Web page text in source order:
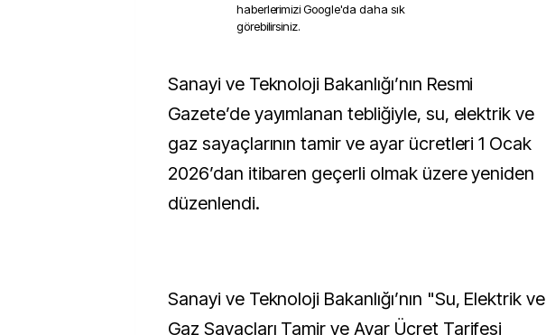
haberlerimizi Google'da daha sık
görebilirsiniz.
Sanayi ve Teknoloji Bakanlığı’nın Resmi
Gazete’de yayımlanan tebliğiyle, su, elektrik ve
gaz sayaçlarının tamir ve ayar ücretleri 1 Ocak
2026’dan itibaren geçerli olmak üzere yeniden
düzenlendi.
Sanayi ve Teknoloji Bakanlığı’nın "Su, Elektrik ve
Gaz Sayaçları Tamir ve Ayar Ücret Tarifesi